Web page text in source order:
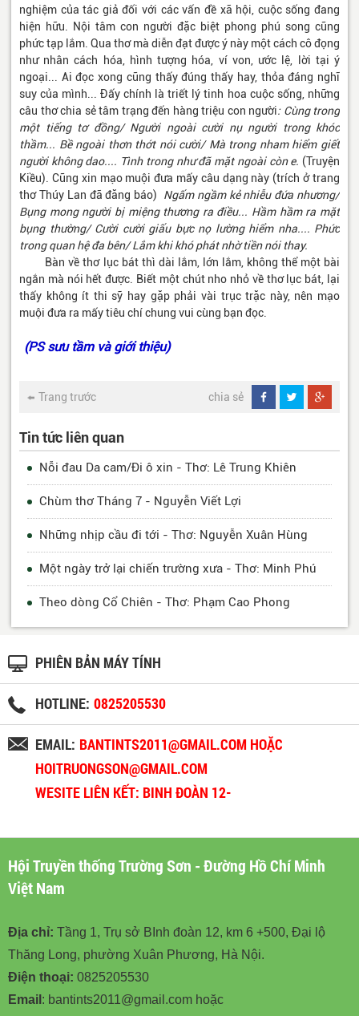
nghiệm của tác giả đối với các vấn đề xã hội, cuộc sống đang
hiện hữu. Nội tâm con người đặc biệt phong phú song cũng
phức tạp lắm. Qua thơ mà diễn đạt được ý này một cách cô đọng
như nhân cách hóa, hình tượng hóa, ví von, ước lệ, lời tại ý
ngoại... Ai đọc xong cũng thấy đúng thấy hay, thỏa đáng nghĩ
suy của mình... Đấy chính là triết lý tinh hoa cuộc sống, những
câu thơ chia sẻ tâm trạng đến hàng triệu con người: Cùng trong
một tiếng tơ đồng/ Người ngoài cười nụ người trong khóc
thầm... Bề ngoài thơn thớt nói cười/ Mà trong nham hiểm giết
người không dao.... Tình trong như đã mặt ngoài còn e. (Truyện
Kiều). Cũng xin mạo muội đưa mấy câu dạng này (trích ở trang
thơ Thúy Lan đã đăng báo)
Ngấm ngầm kẻ nhiễu đứa nhương/
Bụng mong người bị miệng thương ra điều... Hầm hầm ra mặt
bụng thường/ Cười cười giấu bực nọ lường hiểm nha.... Phức
trong quan hệ đa bên/ Lắm khi khó phát nhờ tiền nói thay.
Bàn về thơ lục bát thì dài lắm, lớn lắm, không thể một bài
ngắn mà nói hết được. Biết một chút nho nhỏ về thơ lục bát, lại
thấy không ít thi sỹ hay gặp phải vài trục trặc này, nên mạo
muội đưa ra mấy tiêu chí chung vui cùng bạn đọc.
(PS sưu tầm và giới thiệu)
Trang trước chia sẻ
Tin tức liên quan
Nỗi đau Da cam/Đi ô xin - Thơ: Lê Trung Khiên
Chùm thơ Tháng 7 - Nguyễn Viết Lợi
Những nhịp cầu đi tới - Thơ: Nguyễn Xuân Hùng
Một ngày trở lại chiến trường xưa - Thơ: Minh Phú
Theo dòng Cổ Chiên - Thơ: Phạm Cao Phong
PHIÊN BẢN MÁY TÍNH
HOTLINE: 0825205530
EMAIL: BANTINTS2011@GMAIL.COM HOẶC
HOITRUONGSON@GMAIL.COM
WESITE LIÊN KẾT: BINH ĐOÀN 12-
Hội Truyền thống Trường Sơn - Đường Hồ Chí Minh
Việt Nam
Địa chỉ: Tầng 1, Trụ sở BInh đoàn 12, km 6 +500, Đại lộ
Thăng Long, phường Xuân Phương, Hà Nội.
Điện thoại: 0825205530
Email : bantints2011@gmail.com hoặc